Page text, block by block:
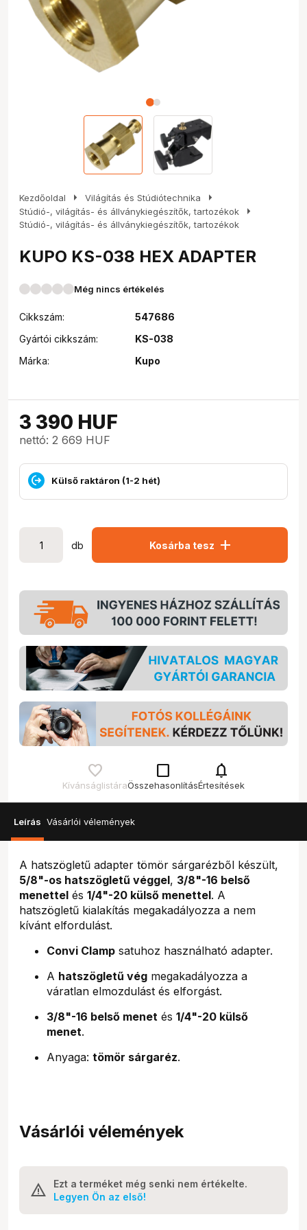
Kezdőoldal arrow_right Világítás és Stúdiótechnika arrow_right
Stúdió-, világítás- és állványkiegészítők, tartozékok arrow_right
Stúdió-, világítás- és állványkiegészítők, tartozékok
KUPO KS-038 HEX ADAPTER
Még nincs értékelés
Cikkszám:
547686
Gyártói cikkszám:
KS-038
Márka:
Kupo
3 390 HUF
nettó: 2 669 HUF
Külső raktáron (1-2 hét)
db Kosárba tesz add
Kívánságlistára
check_box_outline_blank
Összehasonlítás
notifications
Értesítések
Leírás Vásárlói vélemények
A hatszögletű adapter tömör sárgarézből készült,
5/8"-os hatszögletű véggel, 3/8"-16 belső
menettel és 1/4"-20 külső menettel. A
hatszögletű kialakítás megakadályozza a nem
kívánt elfordulást.
Convi Clamp satuhoz használható adapter.
A hatszögletű vég megakadályozza a
váratlan elmozdulást és elforgást.
3/8"-16 belső menet és 1/4"-20 külső
menet.
Anyaga: tömör sárgaréz.
Vásárlói vélemények
Ezt a terméket még senki nem értékelte.
Legyen Ön az első!